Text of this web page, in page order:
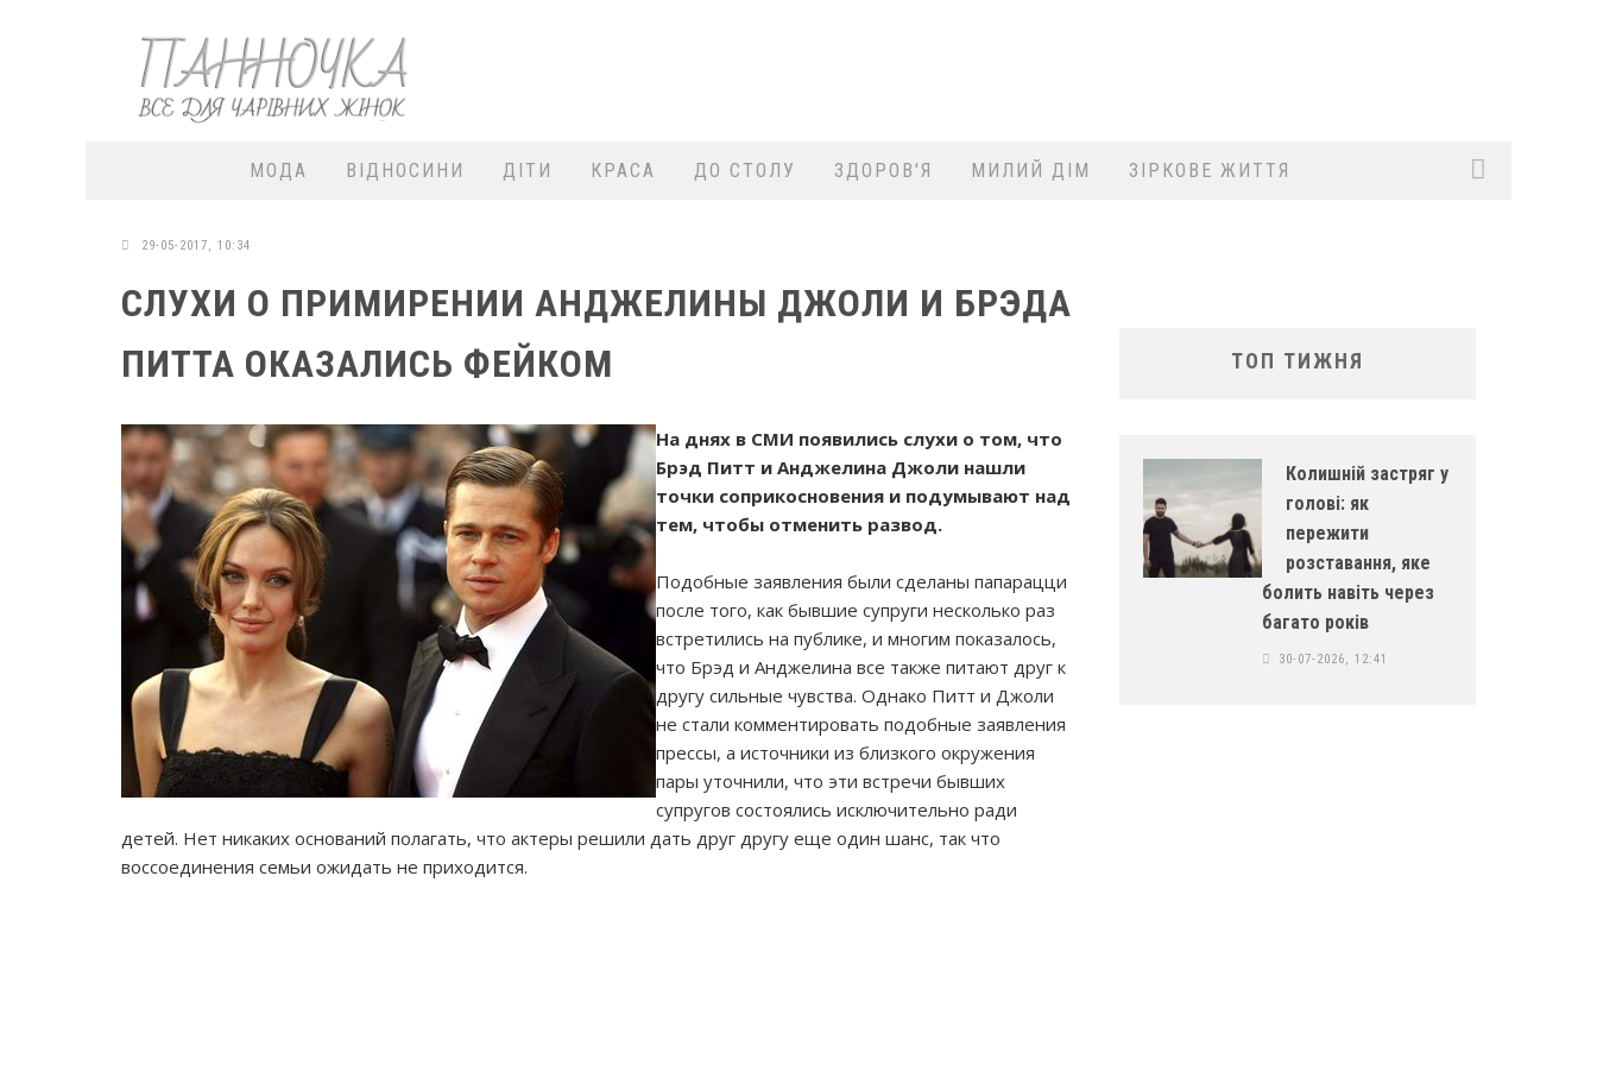
МОДА ВІДНОСИНИ ДІТИ КРАСА ДО СТОЛУ ЗДОРОВ'Я МИЛИЙ ДІМ ЗІРКОВЕ ЖИТТЯ
29-05-2017, 10:34
СЛУХИ О ПРИМИРЕНИИ АНДЖЕЛИНЫ ДЖОЛИ И БРЭДА
ПИТТА ОКАЗАЛИСЬ ФЕЙКОМ
На днях в СМИ появились слухи о том, что
Брэд Питт и Анджелина Джоли нашли
точки соприкосновения и подумывают над
тем, чтобы отменить развод.
Подобные заявления были сделаны папарацци
после того, как бывшие супруги несколько раз
встретились на публике, и многим показалось,
что Брэд и Анджелина все также питают друг к
другу сильные чувства. Однако Питт и Джоли
не стали комментировать подобные заявления
прессы, а источники из близкого окружения
пары уточнили, что эти встречи бывших
супругов состоялись исключительно ради
детей. Нет никаких оснований полагать, что актеры решили дать друг другу еще один шанс, так что
воссоединения семьи ожидать не приходится.
ТОП ТИЖНЯ
Колишній застряг у
голові: як
пережити
розставання, яке
болить навіть через
багато років
30-07-2026, 12:41